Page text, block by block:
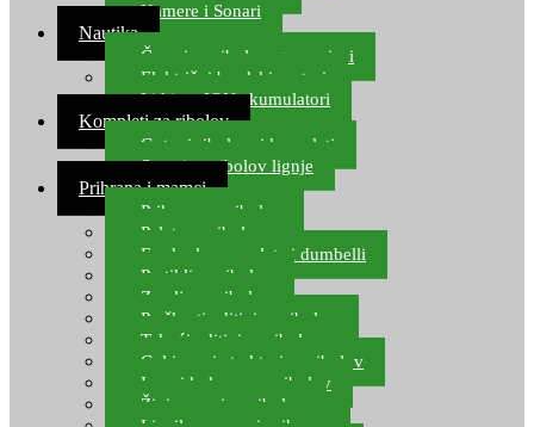
Kamere i Sonari
Nautika
Čamci za ribolov, gumenjaci
Električni brodski motori
Lithium ION akumulatori
Kompleti za ribolov
Gotovi ribolovni kompleti
Setovi za ribolov lignje
Prihrana i mamci
Prihrana za ribolov
Pelete za ribolov
Feeder lovne pelete i dumbelli
Partikli za ribolov
Zemlja za ribolov
Praškasti aditivi za ribolov
Tekući aditivi za ribolov
Gel i sprej atraktori za ribolov
Lovni kukuruz za ribolov
Živi mamci za ribolov